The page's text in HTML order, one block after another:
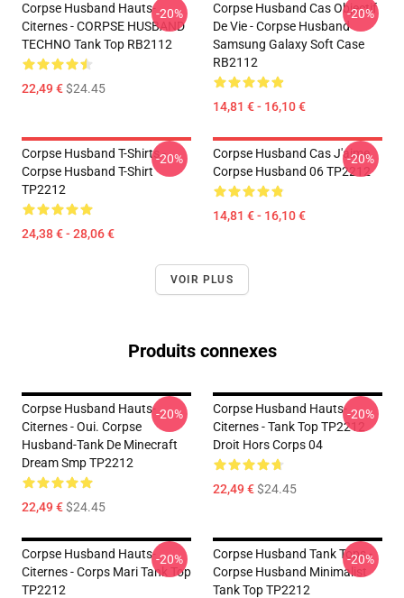
Corpse Husband Hauts-
Citernes - CORPSE HUSBAND
TECHNO Tank Top RB2112
22,49 €$24.45
-20%
Corpse Husband Cas Objectif
De Vie - Corpse Husband
Samsung Galaxy Soft Case
RB2112
14,81 € - 16,10 €
-20%
Corpse Husband T-Shirts -
Corpse Husband T-Shirt
TP2212
24,38 € - 28,06 €
-20%
Corpse Husband Cas J'aime
Corpse Husband 06 TP2212
14,81 € - 16,10 €
-20%
VOIR PLUS
Produits connexes
Corpse Husband Hauts-
Citernes - Oui. Corpse
Husband-Tank De Minecraft
Dream Smp TP2212
22,49 €$24.45
-20%
Corpse Husband Hauts-
Citernes - Tank Top TP2212
Droit Hors Corps 04
22,49 €$24.45
-20%
Corpse Husband Hauts-
Citernes - Corps Mari Tank Top
TP2212
-20%
Corpse Husband Tank Tops -
Corpse Husband Minimalist
Tank Top TP2212
-20%